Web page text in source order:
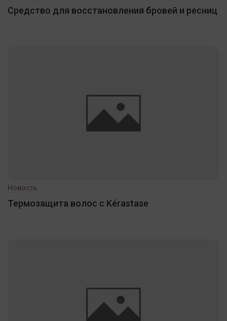
Средство для восстановления бровей и ресниц
Новость
Термозащита волос с Kérastase